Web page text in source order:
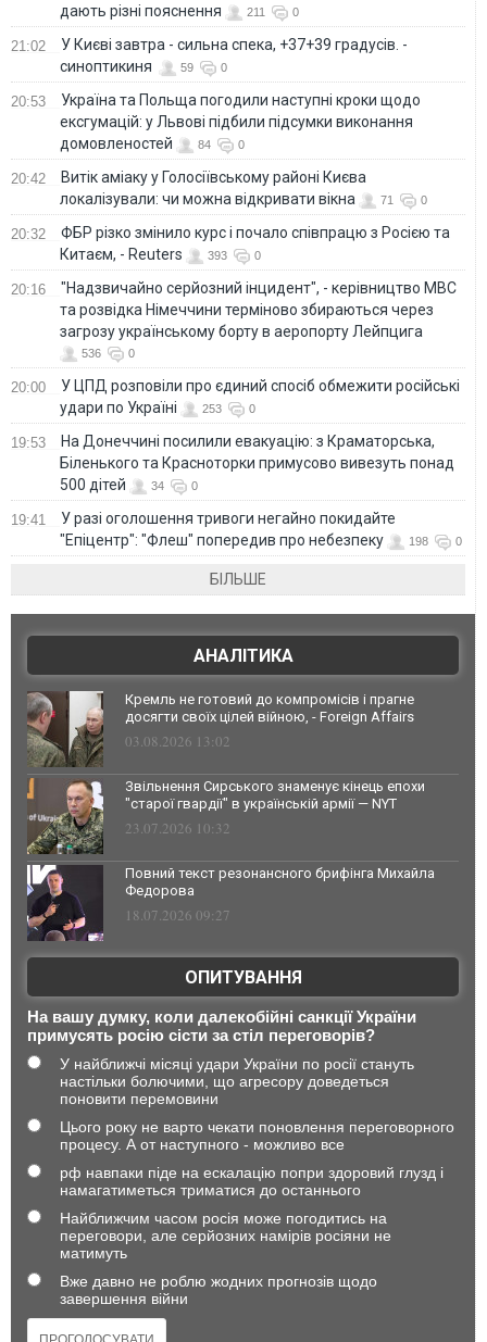
дають різні пояснення
211 0
21:02
У Києві завтра - сильна спека, +37+39 градусів. -
синоптикиня
59 0
20:53
Україна та Польща погодили наступні кроки щодо
ексгумацій: у Львові підбили підсумки виконання
домовленостей
84 0
20:42
Витік аміаку у Голосіївському районі Києва
локалізували: чи можна відкривати вікна
71 0
20:32
ФБР різко змінило курс і почало співпрацю з Росією та
Китаєм, - Reuters
393 0
20:16
"Надзвичайно серйозний інцидент", - керівництво МВС
та розвідка Німеччини терміново збираються через
загрозу українському борту в аеропорту Лейпцига
536 0
20:00
У ЦПД розповіли про єдиний спосіб обмежити російські
удари по Україні
253 0
19:53
На Донеччині посилили евакуацію: з Краматорська,
Біленького та Красноторки примусово вивезуть понад
500 дітей
34 0
19:41
У разі оголошення тривоги негайно покидайте
"Епіцентр": "Флеш" попередив про небезпеку
198 0
БІЛЬШЕ
АНАЛІТИКА
Кремль не готовий до компромісів і прагне
досягти своїх цілей війною, - Foreign Affairs
03.08.2026 13:02
Звільнення Сирського знаменує кінець епохи
"старої гвардії" в українській армії — NYT
23.07.2026 10:32
Повний текст резонансного брифінга Михайла
Федорова
18.07.2026 09:27
ОПИТУВАННЯ
На вашу думку, коли далекобійні санкції України
примусять росію сісти за стіл переговорів?
У найближчі місяці удари України по росії стануть
настільки болючими, що агресору доведеться
поновити перемовини
Цього року не варто чекати поновлення переговорного
процесу. А от наступного - можливо все
рф навпаки піде на ескалацію попри здоровий глузд і
намагатиметься триматися до останнього
Найближчим часом росія може погодитись на
переговори, але серйозних намірів росіяни не
матимуть
Вже давно не роблю жодних прогнозів щодо
завершення війни